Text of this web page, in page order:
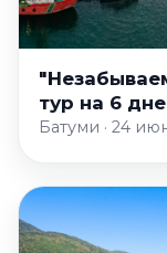
тур на 6
Батуми · 24